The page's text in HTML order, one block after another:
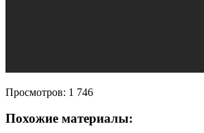
Просмотров: 1 746
Похожие материалы: